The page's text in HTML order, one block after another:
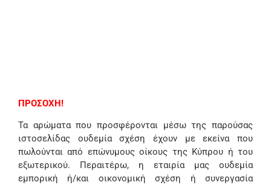
ΠΡΟΣΟΧΗ!
Τα αρώματα που προσφέρονται μέσω της παρούσας
ιστοσελίδας ουδεμία σχέση έχουν με εκείνα που
πωλούνται από επώνυμους οίκους της Κύπρου ή του
εξωτερικού. Περαιτέρω, η εταιρία μας ουδεμία
εμπορική ή/και οικονομική σχέση ή συνεργασία